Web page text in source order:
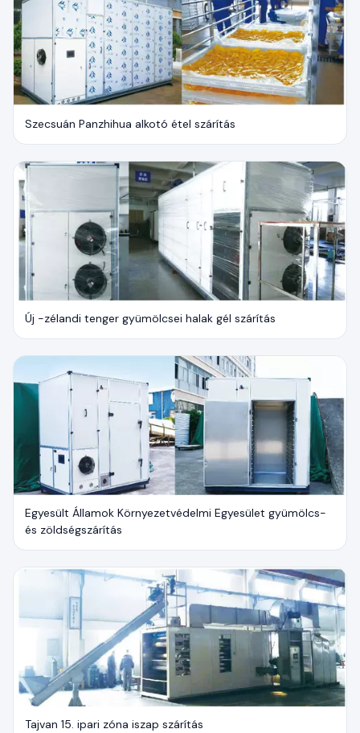
Szecsuán Panzhihua alkotó étel szárítás
Új -zélandi tenger gyümölcsei halak gél szárítás
Egyesült Államok Környezetvédelmi Egyesület gyümölcs-
és zöldségszárítás
Tajvan 15. ipari zóna iszap szárítás